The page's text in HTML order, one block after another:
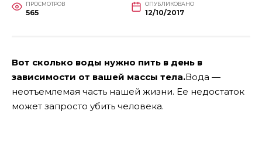
ПРОСМОТРОВ
565
ОПУБЛИКОВАНО
12/10/2017
Вот сколько воды нужно пить в день в
зависимости от вашей массы тела.Вода —
неотъемлемая часть нашей жизни. Ее недостаток
может запросто убить человека.